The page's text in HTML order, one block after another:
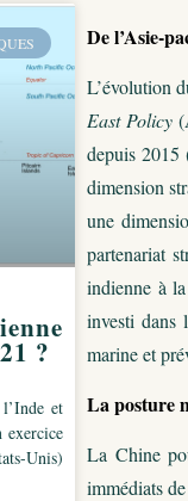
?
et
exercice
Unis)
De l’Asie-
L’évolution
East Policy
depuis 2015
dimension
une
partenariat
indienne à
investi dans
marine et
La posture
La Chine
immédiats